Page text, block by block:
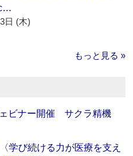
日 (木)
もっと見る »
ビナー開催 サクラ精機
学び続ける力が医療を支え